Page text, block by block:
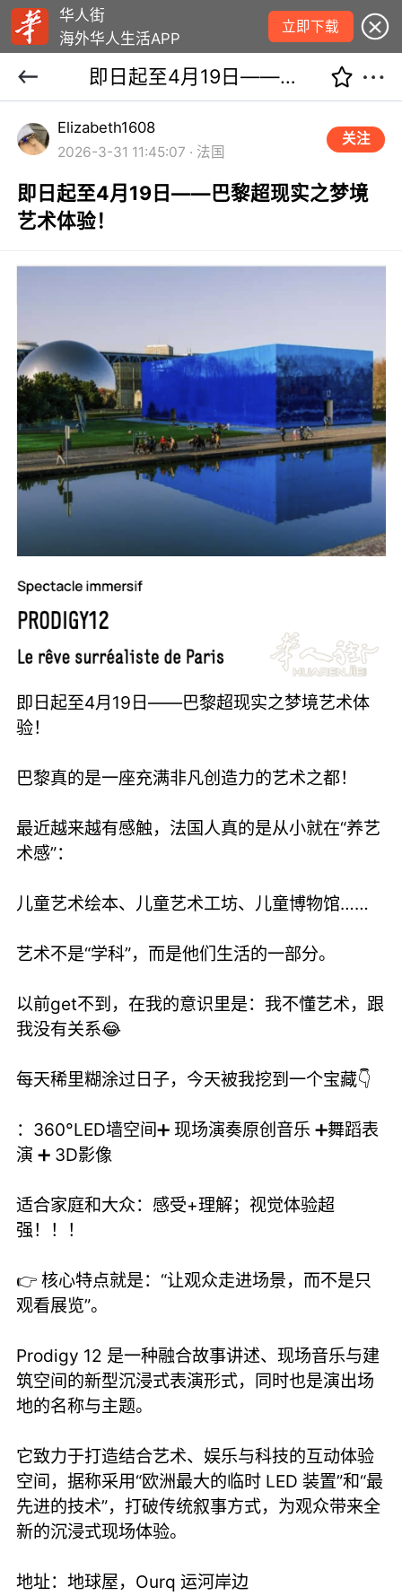
华人街
海外华人生活APP
立即下载
即日起至4月19日——巴黎超现实之梦境艺术体验！
Elizabeth1608
2026-3-31 11:45:07 · 法国
关注
即日起至4月19日——巴黎超现实之梦境
艺术体验！
即日起至4月19日——巴黎超现实之梦境艺术体
验！
巴黎真的是一座充满非凡创造力的艺术之都！
最近越来越有感触，法国人真的是从小就在“养艺
术感”：
儿童艺术绘本、儿童艺术工坊、儿童博物馆……
艺术不是“学科”，而是他们生活的一部分。
以前get不到，在我的意识里是：我不懂艺术，跟
我没有关系😂
每天稀里糊涂过日子，今天被我挖到一个宝藏👇
：360°LED墙空间➕ 现场演奏原创音乐 ➕舞蹈表
演 ➕ 3D影像
适合家庭和大众：感受+理解；视觉体验超
强！！！
👉 核心特点就是：“让观众走进场景，而不是只
观看展览”。
Prodigy 12 是一种融合故事讲述、现场音乐与建
筑空间的新型沉浸式表演形式，同时也是演出场
地的名称与主题。
它致力于打造结合艺术、娱乐与科技的互动体验
空间，据称采用“欧洲最大的临时 LED 装置”和“最
先进的技术”，打破传统叙事方式，为观众带来全
新的沉浸式现场体验。
地址：地球屋，Ourq 运河岸边